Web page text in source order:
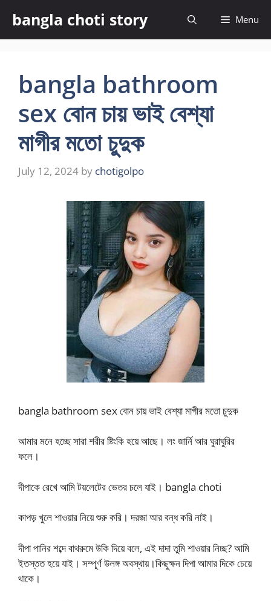
content
bangla choti story Menu
bangla bathroom
sex বোন চায় ভাই বেশ্যা
মাগীর মতো চুদুক
July 12, 2024 by chotigolpo
bangla bathroom sex বোন চায় ভাই বেশ্যা মাগীর মতো চুদুক
আমার মনে হচ্ছে সারা শরীর ষ্টিংকি হয়ে আছে। লং জার্নি আর ঘুরাঘুরির
ফলে।
দীপাকে রেখে আমি টয়লেটের ভেতর চলে যাই। bangla choti
কাপড় খুলে শাওয়ার নিয়ে শুরু করি। দরজা আর বন্ধ করি নাই।
দীপা পানির শব্দে বাথরুমে উকি দিয়ে বলে, এই দাদা তুমি শাওয়ার নিচ্ছ? আমি
ইতস্তত হয়ে যাই। সম্পূর্ণ উলঙ্গ অবস্থায়।কিছুক্ষন দিপা আমার দিকে চেয়ে
থাকে।